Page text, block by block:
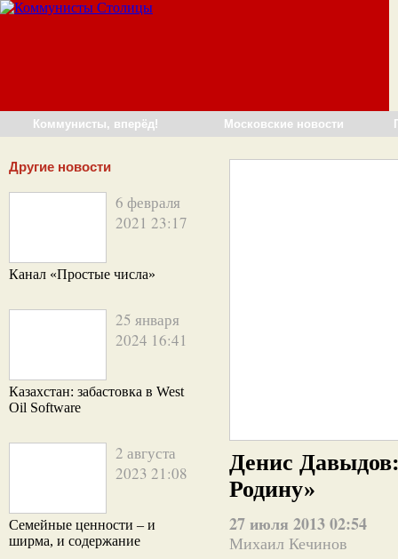
Коммунисты, вперёд! Московские новости
Другие новости
6 февраля
2021 23:17
Канал «Простые числа»
25 января
2024 16:41
Казахстан: забастовка в West
Oil Software
2 августа
2023 21:08
Семейные ценности – и
ширма, и содержание
Денис
Родину»
27 июля 2013 02:54
Михаил Кечинов